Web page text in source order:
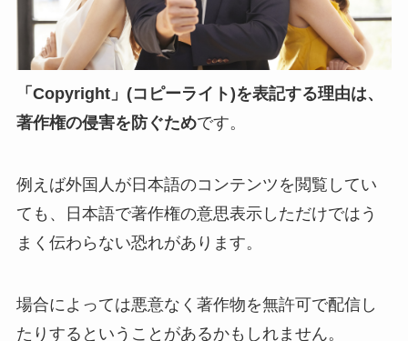
「Copyright」(コピーライト)を表記する理由は、
著作権の侵害を防ぐためです。
例えば外国人が日本語のコンテンツを閲覧してい
ても、日本語で著作権の意思表示しただけではう
まく伝わらない恐れがあります。
場合によっては悪意なく著作物を無許可で配信し
たりするということがあるかもしれません。